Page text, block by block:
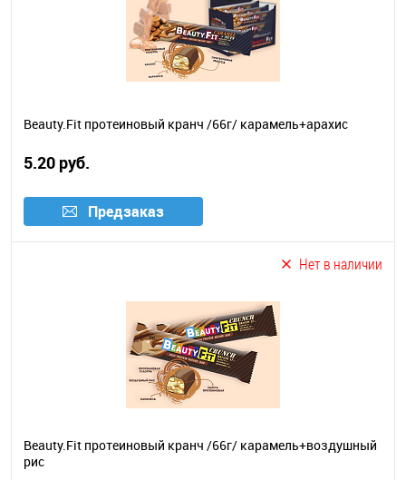
Beauty.Fit протеиновый кранч /66г/ карамель+арахис
5.20 руб.
Предзаказ
Нет в наличии
Beauty.Fit протеиновый кранч /66г/ карамель+воздушный
рис